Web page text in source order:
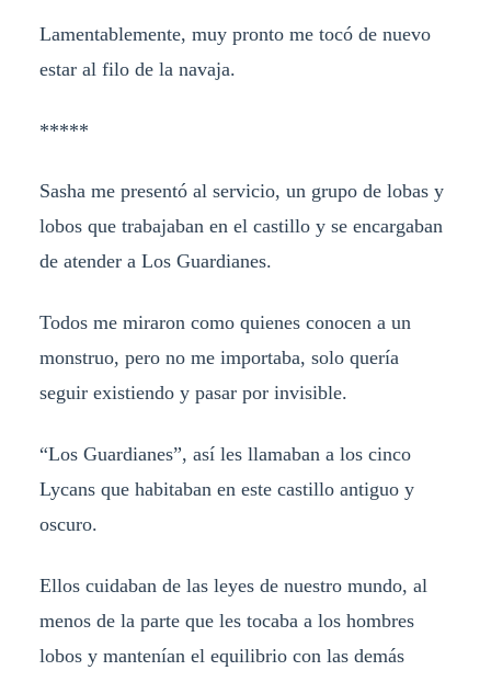
Lamentablemente, muy pronto me tocó de nuevo
estar al filo de la navaja.
*****
Sasha me presentó al servicio, un grupo de lobas y
lobos que trabajaban en el castillo y se encargaban
de atender a Los Guardianes.
Todos me miraron como quienes conocen a un
monstruo, pero no me importaba, solo quería
seguir existiendo y pasar por invisible.
“Los Guardianes”, así les llamaban a los cinco
Lycans que habitaban en este castillo antiguo y
oscuro.
Ellos cuidaban de las leyes de nuestro mundo, al
menos de la parte que les tocaba a los hombres
lobos y mantenían el equilibrio con las demás